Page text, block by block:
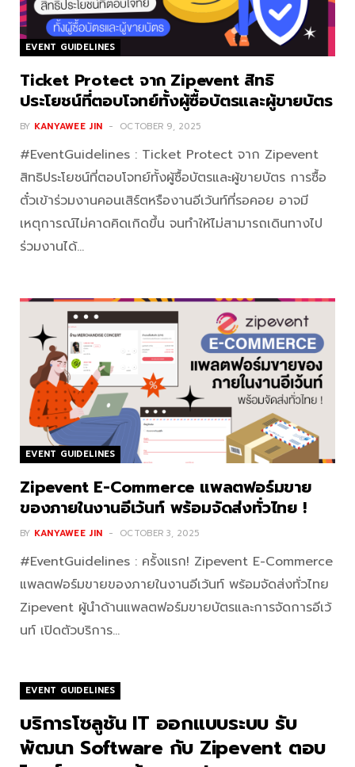
EVENT GUIDELINES
Ticket Protect จาก Zipevent สิทธิ
ประโยชน์ที่ตอบโจทย์ทั้งผู้ซื้อบัตรและผู้ขายบัตร
BY KANYAWEE JIN OCTOBER 9, 2025
#EventGuidelines : Ticket Protect จาก Zipevent
สิทธิประโยชน์ที่ตอบโจทย์ทั้งผู้ซื้อบัตรและผู้ขายบัตร การซื้อ
ตั๋วเข้าร่วมงานคอนเสิร์ตหรืองานอีเว้นท์ที่รอคอย อาจมี
เหตุการณ์ไม่คาดคิดเกิดขึ้น จนทำให้ไม่สามารถเดินทางไป
ร่วมงานได้…
EVENT GUIDELINES
Zipevent E-Commerce แพลตฟอร์มขาย
ของภายในงานอีเว้นท์ พร้อมจัดส่งทั่วไทย !
BY KANYAWEE JIN OCTOBER 3, 2025
#EventGuidelines : ครั้งแรก! Zipevent E-Commerce
แพลตฟอร์มขายของภายในงานอีเว้นท์ พร้อมจัดส่งทั่วไทย
Zipevent ผู้นำด้านแพลตฟอร์มขายบัตรและการจัดการอีเว้
นท์ เปิดตัวบริการ…
EVENT GUIDELINES
บริการโซลูชัน IT ออกแบบระบบ รับ
พัฒนา Software กับ Zipevent ตอบ